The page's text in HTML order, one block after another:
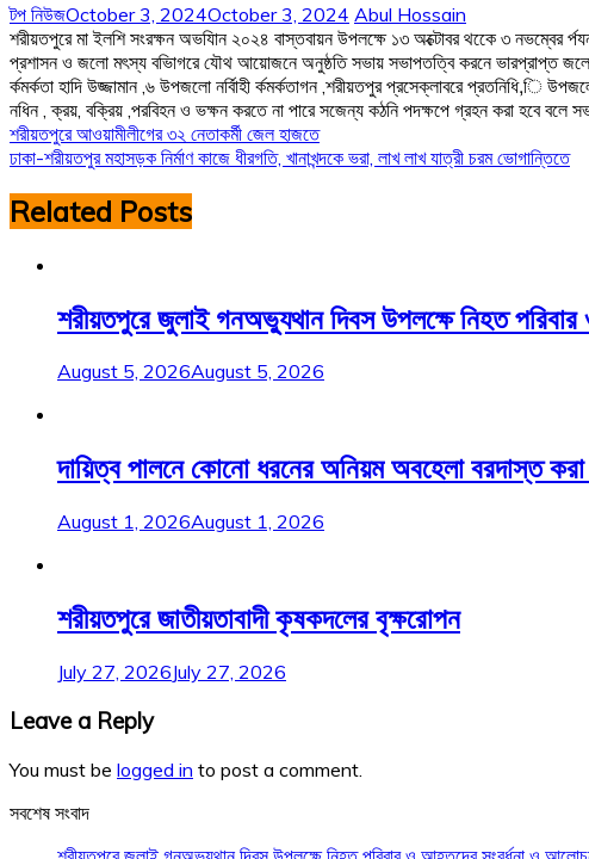
টপ নিউজOctober 3, 2024October 3, 2024 Abul Hossain
শরীয়তপুরে মা ইলশি সংরক্ষন অভযিান ২০২৪ বাস্তবায়ন উপলক্ষে ১৩ অক্টোবর থকেে ৩
প্রশাসন ও জলো মৎস্য বভিাগরে যৌথ আয়োজনে অনুষ্ঠতি সভায় সভাপতত্বি করনে ভারপ্রাপ্ত
র্কমর্কতা হাদি উজ্জামান ,৬ উপজলো নর্বিাহী র্কমর্কতাগন ,শরীয়তপুর প্রসেক্লাবরে প্রতনিধি,ি
নধিন , ক্রয়, বক্রিয় ,পরবিহন ও ভক্ষন করতে না পারে সজেন্য কঠনি পদক্ষপে গ্রহন করা হবে বলে
Post
navigation
শরীয়তপুরে আওয়ামীলীগের ৩২ নেতাকর্মী জেল হাজতে
ঢাকা-শরীয়তপুর মহাসড়ক নির্মাণ কাজে ধীরগতি, খানাখন্দকে ভরা, লাখ লাখ যাত্রী চরম ভোগান্তিতে
Related Posts
শরীয়তপুরে জুলাই গনঅভ্যুথান দিবস উপলক্ষে নিহত
August 5, 2026August 5, 2026
দায়িত্ব পালনে কোনো ধরনের অনিয়ম অবহেলা বরদাস্ত করা
August 1, 2026August 1, 2026
শরীয়তপুরে জাতীয়তাবাদী কৃষকদলের বৃক্ষরোপন
July 27, 2026July 27, 2026
Leave a Reply
You must be logged in to post a comment.
সবশেষ সংবাদ